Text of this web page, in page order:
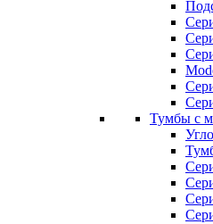
Тумбы с